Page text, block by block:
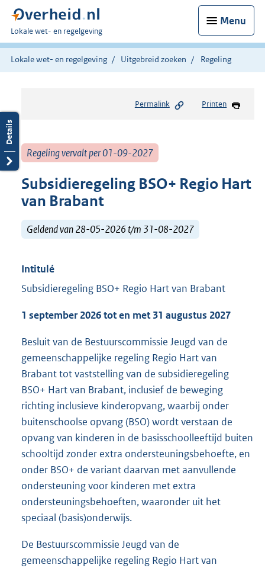
Menu
U
bent
hier:
Lokale wet- en regelgeving
Lokale wet- en regelgeving Uitgebreid zoeken Regeling
Permalink Printen
Regeling vervalt per 01-09-2027
Subsidieregeling BSO+ Regio Hart
van Brabant
Geldend van 28-05-2026 t/m 31-08-2027
Intitulé
Subsidieregeling BSO+ Regio Hart van Brabant
1 september 2026 tot en met 31 augustus 2027
Besluit van de Bestuurscommissie Jeugd van de
gemeenschappelijke regeling Regio Hart van
Brabant tot vaststelling van de subsidieregeling
BSO+ Hart van Brabant, inclusief de beweging
richting inclusieve kinderopvang, waarbij onder
buitenschoolse opvang (BSO) wordt verstaan de
opvang van kinderen in de basisschoolleeftijd buiten
schooltijd zonder extra ondersteuningsbehoefte, en
onder BSO+ de variant daarvan met aanvullende
ondersteuning voor kinderen met extra
ondersteuningsbehoeften, waaronder uit het
speciaal (basis)onderwijs.
De Bestuurscommissie Jeugd van de
gemeenschappelijke regeling Regio Hart van